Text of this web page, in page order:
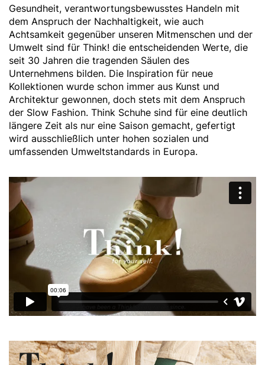
Gesundheit, verantwortungsbewusstes Handeln mit
dem Anspruch der Nachhaltigkeit, wie auch
Achtsamkeit gegenüber unseren Mitmenschen und der
Umwelt sind für Think! die entscheidenden Werte, die
seit 30 Jahren die tragenden Säulen des
Unternehmens bilden. Die Inspiration für neue
Kollektionen wurde schon immer aus Kunst und
Architektur gewonnen, doch stets mit dem Anspruch
der Slow Fashion. Think Schuhe sind für eine deutlich
längere Zeit als nur eine Saison gemacht, gefertigt
wird ausschließlich unter hohen sozialen und
umfassenden Umweltstandards in Europa.